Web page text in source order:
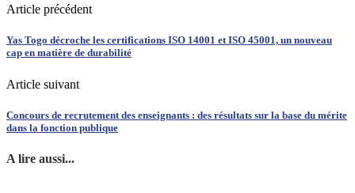
Article précédent
Yas Togo décroche les certifications ISO 14001 et ISO 45001, un nouveau
cap en matière de durabilité
Article suivant
Concours de recrutement des enseignants : des résultats sur la base du mérite
dans la fonction publique
A lire aussi...